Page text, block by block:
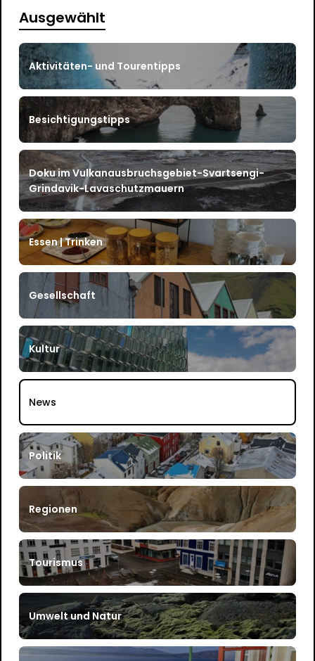
Ausgewählt
Aktivitäten- und Tourentipps
Besichtigungstipps
Doku im Vulkanausbruchsgebiet-Svartsengi-
Grindavik-Lavaschutzmauern
Essen | Trinken
Gesellschaft
Kultur
News
Politik
Regionen
Tourismus
Umwelt und Natur